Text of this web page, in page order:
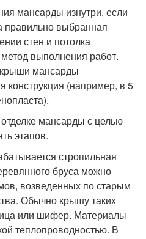
мансарды изнутри, если
выбранная
стен и потолка
метод выполнения работ.
мансарды
конструкция (например, в 5
мансарды с целью
этапов.
стропильная
бруса можно
возведенных по старым
Обычно крышу таких
или шифер. Материалы
теплопроводностью. В